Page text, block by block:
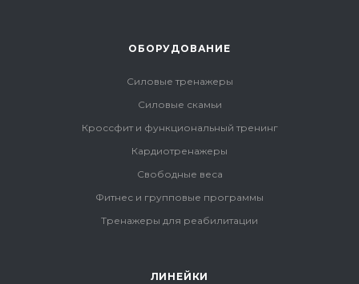
ОБОРУДОВАНИЕ
Силовые тренажеры
Силовые скамьи
Кроссфит и функциональный тренинг
Кардиотренажеры
Свободные веса
Фитнес и групповые программы
Тренажеры для реабилитации
ЛИНЕЙКИ